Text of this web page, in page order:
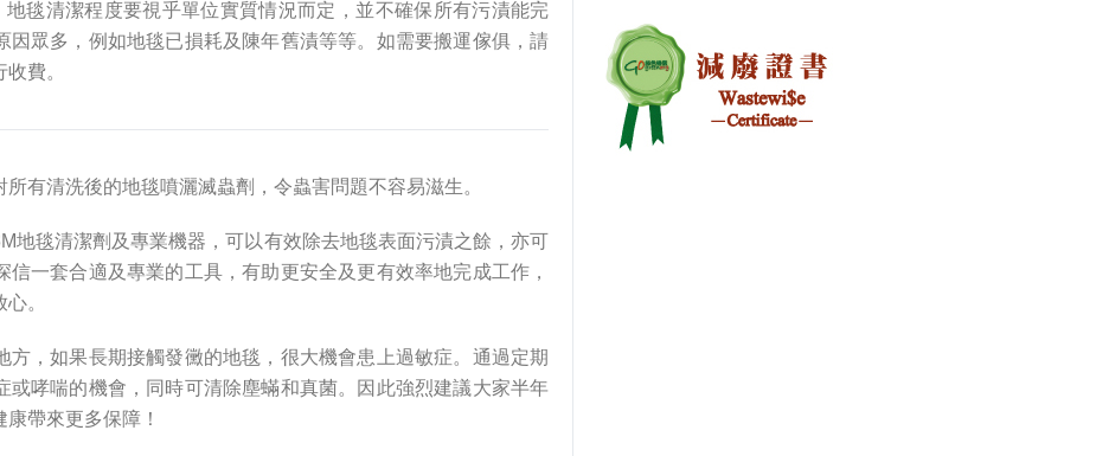
毯清潔程度要視乎單位實質情況而定，並不確保所有污漬能完
因眾多，例如地毯已損耗及陳年舊漬等等。如需要搬運傢俱，請
費。
有清洗後的地毯噴灑滅蟲劑，令蟲害問題不容易滋生。
地毯清潔劑及專業機器，可以有效除去地毯表面污漬之餘，亦可
信一套合適及專業的工具，有助更安全及更有效率地完成工作，
。
方，如果長期接觸發黴的地毯，很大機會患上過敏症。通過定期
或哮喘的機會，同時可清除塵蟎和真菌。因此強烈建議大家半年
帶來更多保障！